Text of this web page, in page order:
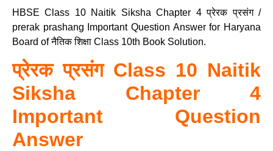
HBSE Class 10 Naitik Siksha Chapter 4 प्रेरक प्रसंग /
prerak prashang Important Question Answer for Haryana
Board of नैतिक शिक्षा Class 10th Book Solution.
प्रेरक प्रसंग Class 10 Naitik
Siksha Chapter 4
Important Question
Answer